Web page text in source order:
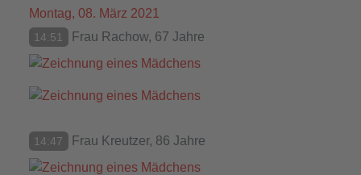
Montag, 08. März 2021
14:51 Frau Rachow, 67 Jahre
14:47 Frau Kreutzer, 86 Jahre